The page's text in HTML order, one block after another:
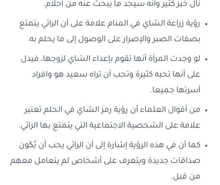
نال خير كثير وأنه سيجد ما يبحث عنه من أحلام.
رؤية زراعة الشاي في المنام علامة على أن الرائي يتمتع
بصفات الصبر والإصرار على الوصول إلى ما يحلم به.
لو وجدت المرأة أنها تقوم بإعداء الشاي لزوجها، فيدل
على أنها تحبه كثيرة وتحب أن تراه سعيد هو وافراد
أسرتها جميعا.
من أقوال العلماء أن رؤية رمز الشاي في الحلم تعتبر
علامة على الشخصية الاجتماعية التي يتمتع بها الرائي.
كما أن في هذه الرؤية إشارة إلى أن الرائي يحب أن يُكَون
صداقات جديدة ويتعرف على أشخاص لم يتعامل معهم
من قبل.